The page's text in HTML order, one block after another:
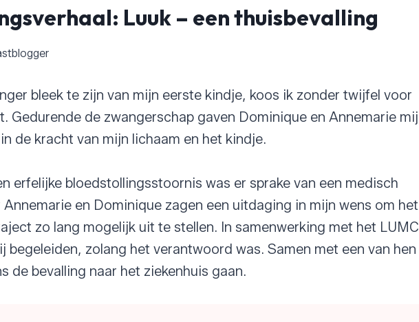
Luuk – een thuisbevalling
bleek te zijn van mijn eerste kindje, koos ik zonder twijfel voor
Gedurende de zwangerschap gaven Dominique en Annemarie mij
de kracht van mijn lichaam en het kindje.
erfelijke bloedstollingsstoornis was er sprake van een medisch
en Dominique zagen een uitdaging in mijn wens om het
zo lang mogelijk uit te stellen. In samenwerking met het LUMC
begeleiden, zolang het verantwoord was. Samen met een van hen
de bevalling naar het ziekenhuis gaan.